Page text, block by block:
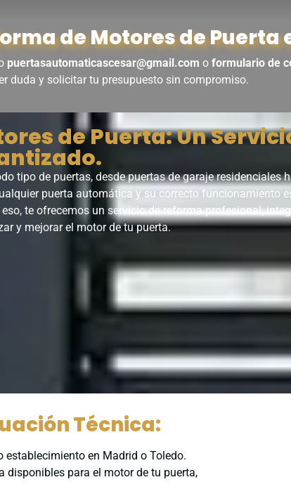
de Motores de Puerta
puertasautomaticascesar@gmail.com o formulario de
duda y solicitar tu presupuesto sin compromiso.
de Puerta: Un
tipo de puertas, desde puertas de garaje residenciales
puerta automática y su correcto funcionamiento
te ofrecemos un servicio de reforma profesional,
y mejorar el motor de tu puerta.
Técnica:
en Madrid o Toledo.
disponibles para el motor de tu puerta,